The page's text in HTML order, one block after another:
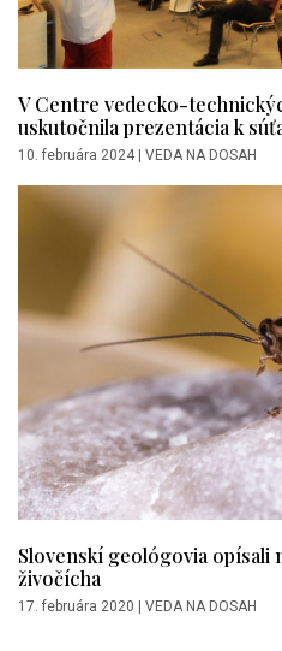
V Centre vedecko-
uskutočnila prezentácia k
10. februára 2024 | VEDA NA DOSAH
Slovenskí geológovia opísali
živočícha
17. februára 2020 | VEDA NA DOSAH